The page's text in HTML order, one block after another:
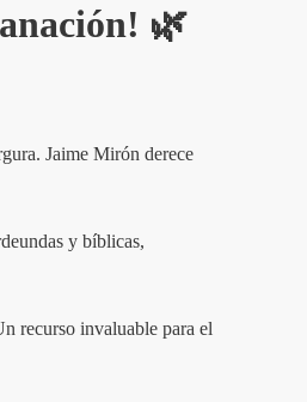
🌿
Jaime Mirón derece
y bíblicas,
recurso invaluable para el